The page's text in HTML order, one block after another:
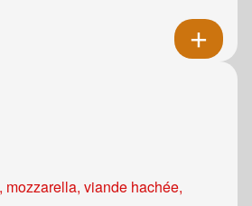
mozzarella, viande hachée,